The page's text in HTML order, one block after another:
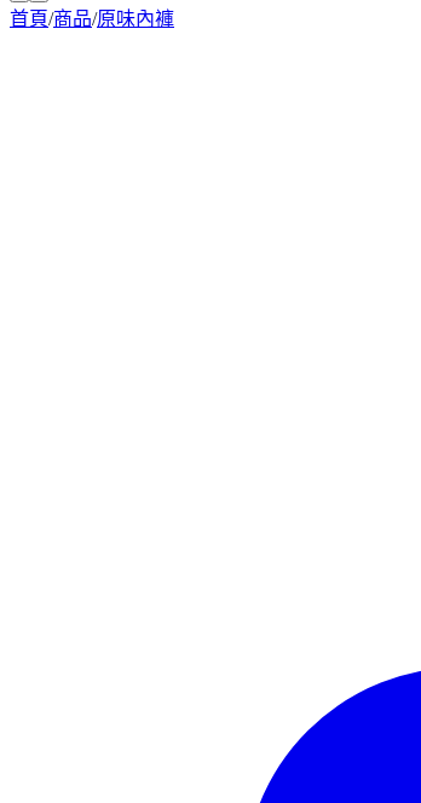
首頁/商品/原味內褲